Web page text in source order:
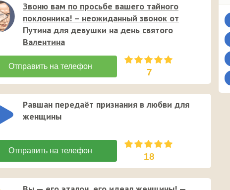
Звоню вам по просьбе вашего тайного
поклонника! – неожиданный звонок от
Путина для девушки на день святого
Валентина
7
Равшан передаёт признания в любви для
женщины
18